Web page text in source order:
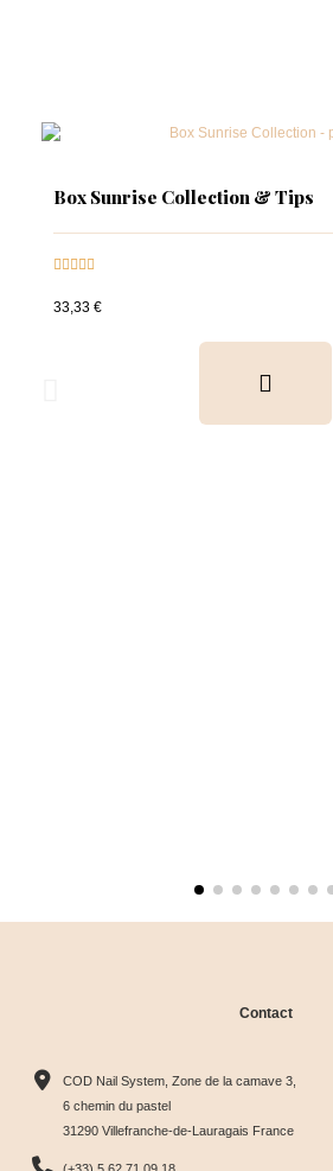
Box Sunrise Collection & Tips

33,33 €
Contact
COD Nail System, Zone de la camave 3,
6 chemin du pastel
31290 Villefranche-de-Lauragais France